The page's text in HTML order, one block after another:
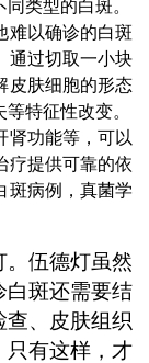
类型的白斑。
难以确诊的白斑
通过切取一小块
皮肤细胞的形态
特征性改变。
肾功能等，可以
疗提供可靠的依
斑病例，真菌学
。伍德灯虽然
白斑还需要结
查、皮肤组织
只有这样，才